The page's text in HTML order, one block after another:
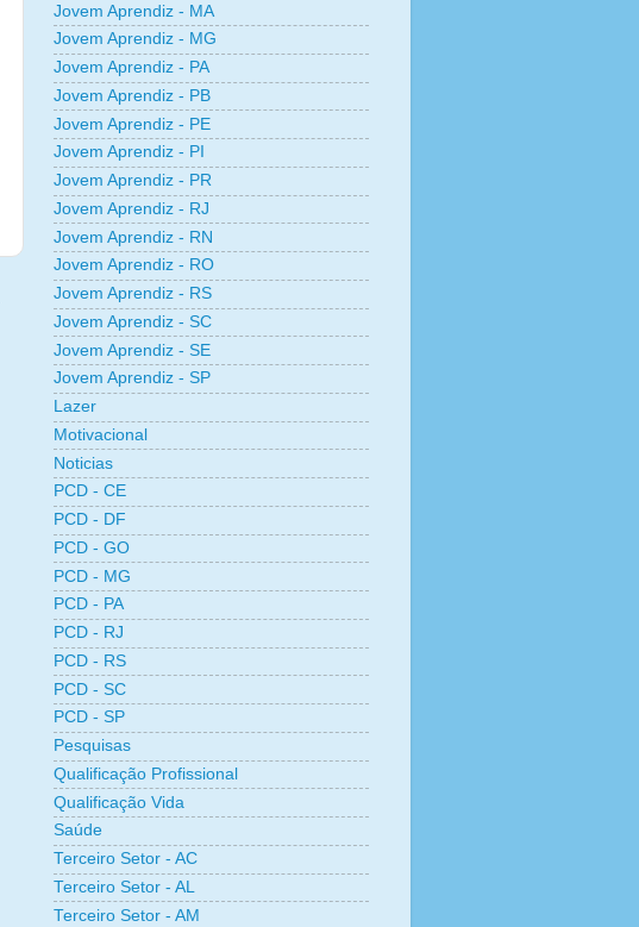
Jovem Aprendiz - MA
Jovem Aprendiz - MG
Jovem Aprendiz - PA
Jovem Aprendiz - PB
Jovem Aprendiz - PE
Jovem Aprendiz - PI
Jovem Aprendiz - PR
Jovem Aprendiz - RJ
Jovem Aprendiz - RN
Jovem Aprendiz - RO
Jovem Aprendiz - RS
Jovem Aprendiz - SC
Jovem Aprendiz - SE
Jovem Aprendiz - SP
Lazer
Motivacional
Noticias
PCD - CE
PCD - DF
PCD - GO
PCD - MG
PCD - PA
PCD - RJ
PCD - RS
PCD - SC
PCD - SP
Pesquisas
Qualificação Profissional
Qualificação Vida
Saúde
Terceiro Setor - AC
Terceiro Setor - AL
Terceiro Setor - AM